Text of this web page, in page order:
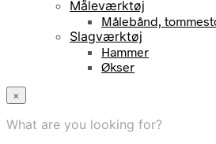
Måleværktøj
Målebånd,
Slagværktøj
Hammer
Økser
×
What are you looking for?